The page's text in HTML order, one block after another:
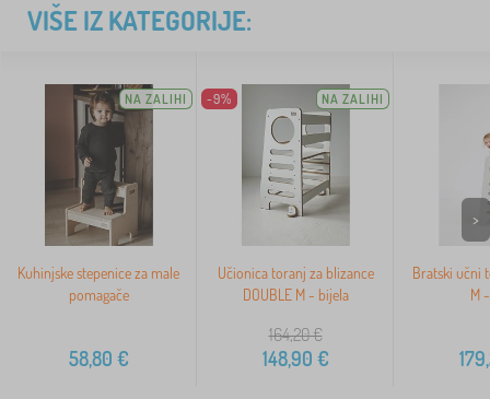
VIŠE IZ KATEGORIJE:
NA ZALIHI
Kuhinjske stepenice za male
pomagače
58,80 €
-9% NA ZALIHI
Učionica toranj za blizance
DOUBLE M - bijela
164,20€
148,90 €
Bratski učni
M
>